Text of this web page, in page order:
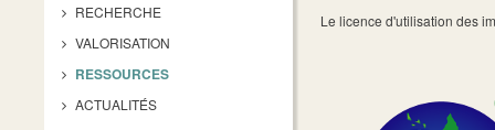
RECHERCHE
VALORISATION
RESSOURCES
ACTUALITÉS
Le licence d'utilisation des